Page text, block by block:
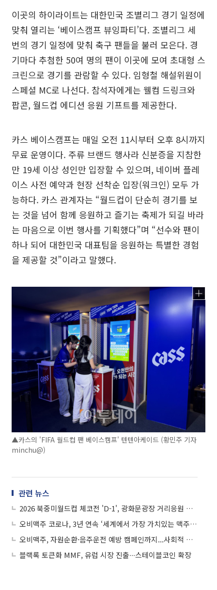
이곳의 하이라이트는 대한민국 조별리그 경기 일정에
맞춰 열리는 ‘베이스캠프 뷰잉파티’다. 조별리그 세
번의 경기 일정에 맞춰 축구 팬들을 불러 모은다. 경
기마다 추첨한 50여 명의 팬이 이곳에 모여 초대형 스
크린으로 경기를 관람할 수 있다. 임형철 해설위원이
스페셜 MC로 나선다. 참석자에게는 웰컴 드링크와
팝콘, 월드컵 에디션 응원 기프트를 제공한다.
카스 베이스캠프는 매일 오전 11시부터 오후 8시까지
무료 운영이다. 주류 브랜드 행사라 신분증을 지참한
만 19세 이상 성인만 입장할 수 있으며, 네이버 플레
이스 사전 예약과 현장 선착순 입장(워크인) 모두 가
능하다. 카스 관계자는 “월드컵이 단순히 경기를 보
는 것을 넘어 함께 응원하고 즐기는 축제가 되길 바라
는 마음으로 이번 행사를 기획했다”며 “선수와 팬이
하나 되어 대한민국 대표팀을 응원하는 특별한 경험
을 제공할 것”이라고 말했다.
▲카스의 'FIFA 월드컵 팬 베이스캠프' 텐텐아케이드 (황민주 기자
minchu@)
관련 뉴스
2026 북중미월드컵 체코전 'D-1', 광화문광장 거리응원 준비
오비맥주 코로나, 3년 연속 ‘세계에서 가장 가치있는 맥주 브랜드’ 선정
오비맥주, 자원순환·음주운전 예방 캠페인까지...사회적 책임에 진심
블랙록 토큰화 MMF, 유럽 시장 진출∙∙∙스테이블코인 확장